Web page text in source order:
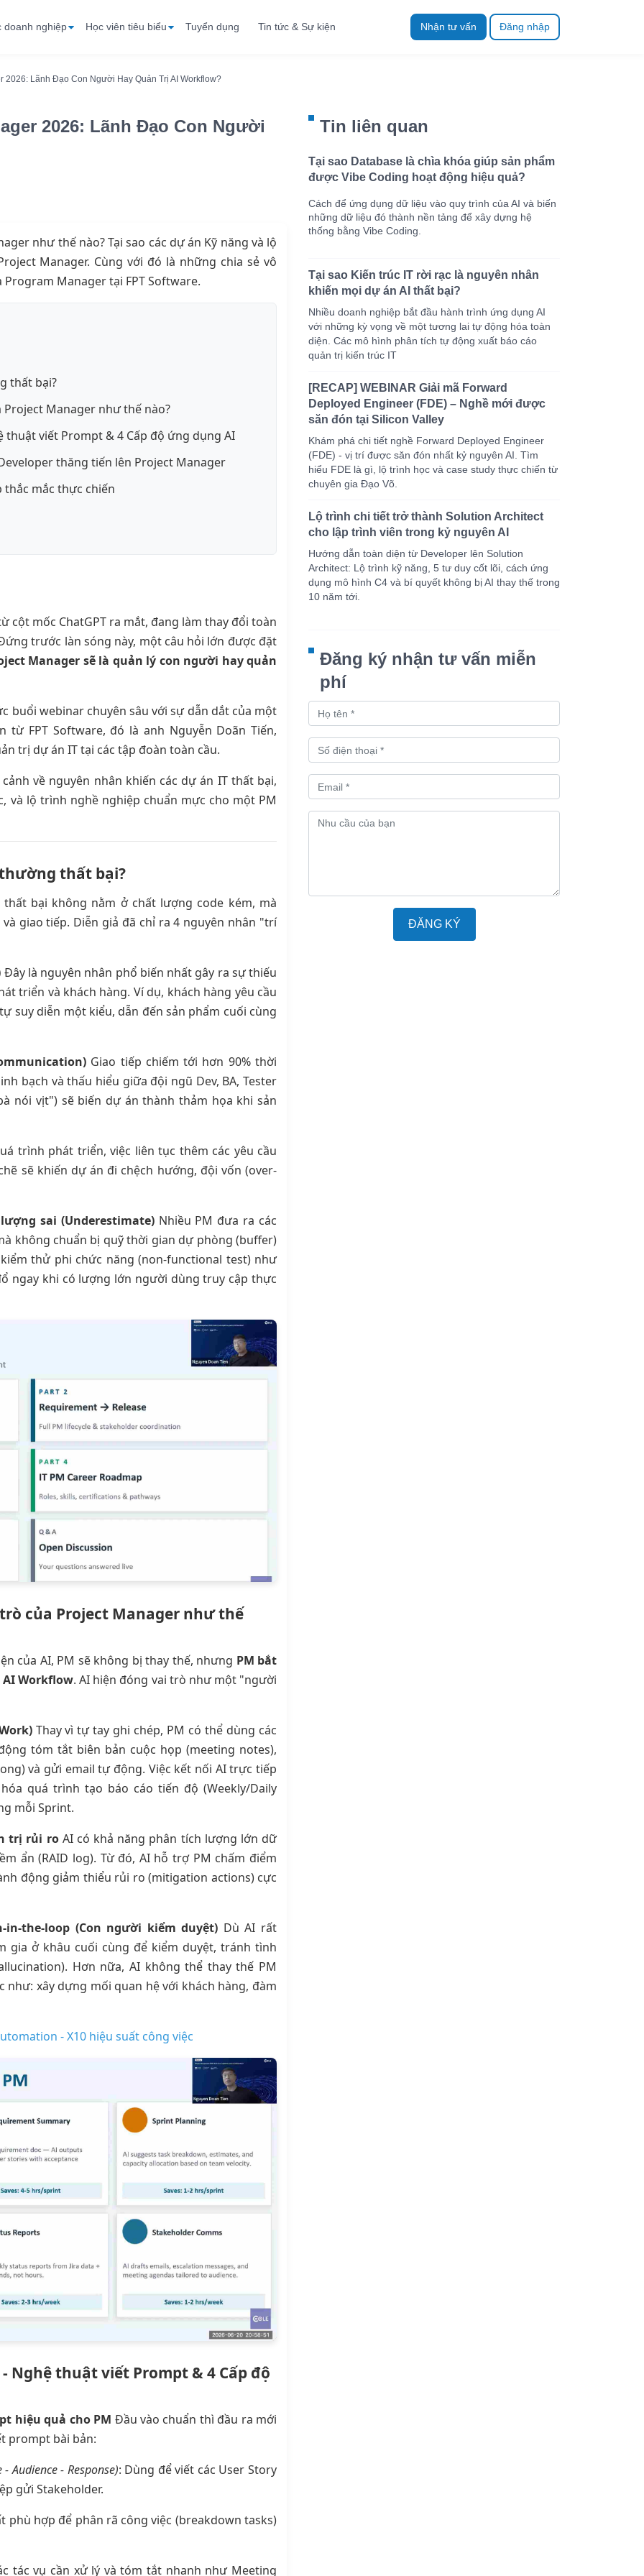
doanh nghiệp Học viên tiêu biểu Tuyển dụng Tin tức & Sự kiện Nhận tư vấn Đăng nhập
2026: Lãnh Đạo Con Người Hay Quản Trị AI Workflow?
2026: Lãnh Đạo Con Người
như thế nào? Tại sao các dự án Kỹ năng và lộ
Manager. Cùng với đó là những chia sẻ vô
Manager tại FPT Software.
thất bại?
Project Manager như thế nào?
thuật viết Prompt & 4 Cấp độ ứng dụng AI
thăng tiến lên Project Manager
thắc mắc thực chiến
cột mốc ChatGPT ra mắt, đang làm thay đổi toàn
trước làn sóng này, một câu hỏi lớn được đặt
Manager sẽ là quản lý con người hay quản
buổi webinar chuyên sâu với sự dẫn dắt của một
từ FPT Software, đó là anh Nguyễn Doãn Tiến,
trị dự án IT tại các tập đoàn toàn cầu.
về nguyên nhân khiến các dự án IT thất bại,
và lộ trình nghề nghiệp chuẩn mực cho một PM
thường thất bại?
bại không nằm ở chất lượng code kém, mà
giao tiếp. Diễn giả đã chỉ ra 4 nguyên nhân "trí
Đây là nguyên nhân phổ biến nhất gây ra sự thiếu
triển và khách hàng. Ví dụ, khách hàng yêu cầu
suy diễn một kiểu, dẫn đến sản phẩm cuối cùng
Giao tiếp chiếm tới hơn 90% thời
bạch và thấu hiểu giữa đội ngũ Dev, BA, Tester
nói vịt") sẽ biến dự án thành thảm họa khi sản
trình phát triển, việc liên tục thêm các yêu cầu
sẽ khiến dự án đi chệch hướng, đội vốn (over-
sai (Underestimate)Nhiều PM đưa ra các
không chuẩn bị quỹ thời gian dự phòng (buffer)
thử phi chức năng (non-functional test) như
ngay khi có lượng lớn người dùng truy cập thực
của Project Manager như thế
của AI, PM sẽ không bị thay thế, nhưng PM bắt
Workflow. AI hiện đóng vai trò như một "người
Thay vì tự tay ghi chép, PM có thể dùng các
tóm tắt biên bản cuộc họp (meeting notes),
và gửi email tự động. Việc kết nối AI trực tiếp
quá trình tạo báo cáo tiến độ (Weekly/Daily
mỗi Sprint.
trị rủi roAI có khả năng phân tích lượng lớn dữ
ẩn (RAID log). Từ đó, AI hỗ trợ PM chấm điểm
động giảm thiểu rủi ro (mitigation actions) cực
the-loop (Con người kiểm duyệt) Dù AI rất
gia ở khâu cuối cùng để kiểm duyệt, tránh tình
Hơn nữa, AI không thể thay thế PM
xây dựng mối quan hệ với khách hàng, đàm
- X10 hiệu suất công việc
Nghệ thuật viết Prompt & 4 Cấp độ
hiệu quả cho PM Đầu vào chuẩn thì đầu ra mới
prompt bài bản:
Audience - Response): Dùng để viết các User Story
gửi Stakeholder.
phù hợp để phân rã công việc (breakdown tasks)
tác vụ cần xử lý và tóm tắt nhanh như Meeting
Tin liên quan
Tại sao Database là chìa khóa giúp sản phẩm
được Vibe Coding hoạt động hiệu quả?
Cách để ứng dụng dữ liệu vào quy trình của AI và biến
những dữ liệu đó thành nền tảng để xây dựng hệ
thống bằng Vibe Coding.
Tại sao Kiến trúc IT rời rạc là nguyên nhân
khiến mọi dự án AI thất bại?
Nhiều doanh nghiệp bắt đầu hành trình ứng dụng AI
với những kỳ vọng về một tương lai tự động hóa toàn
diện. Các mô hình phân tích tự động xuất báo cáo
quản trị kiến trúc IT
[RECAP] WEBINAR Giải mã Forward
Deployed Engineer (FDE) – Nghề mới được
săn đón tại Silicon Valley
Khám phá chi tiết nghề Forward Deployed Engineer
(FDE) - vị trí được săn đón nhất kỷ nguyên AI. Tìm
hiểu FDE là gì, lộ trình học và case study thực chiến từ
chuyên gia Đạo Võ.
Lộ trình chi tiết trở thành Solution Architect
cho lập trình viên trong kỷ nguyên AI
Hướng dẫn toàn diện từ Developer lên Solution
Architect: Lộ trình kỹ năng, 5 tư duy cốt lõi, cách ứng
dụng mô hình C4 và bí quyết không bị AI thay thế trong
10 năm tới.
Đăng ký nhận tư vấn miễn
phí
ĐĂNG KÝ